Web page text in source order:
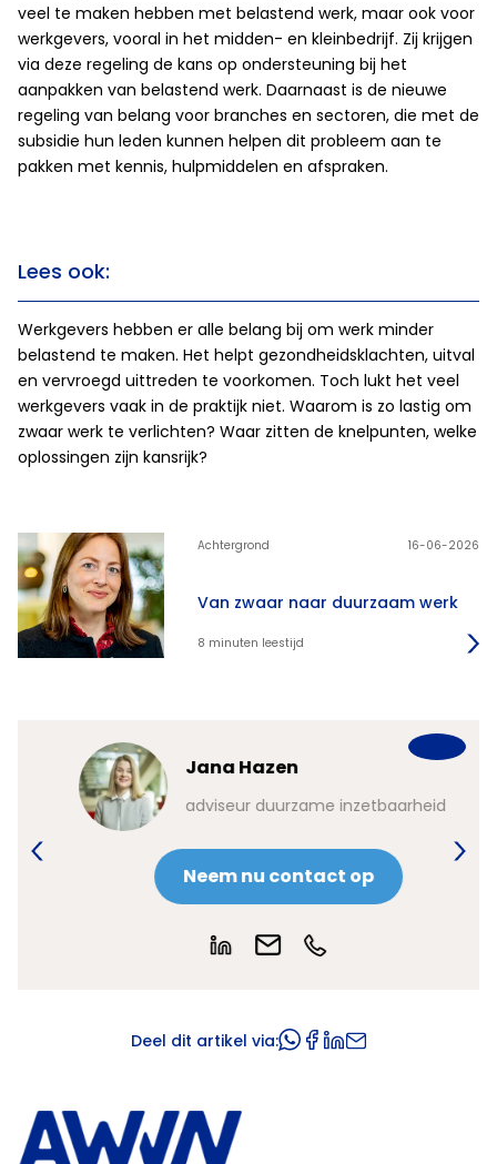
veel te maken hebben met belastend werk, maar ook voor
werkgevers, vooral in het midden- en kleinbedrijf. Zij krijgen
via deze regeling de kans op ondersteuning bij het
aanpakken van belastend werk. Daarnaast is de nieuwe
regeling van belang voor branches en sectoren, die met de
subsidie hun leden kunnen helpen dit probleem aan te
pakken met kennis, hulpmiddelen en afspraken.
Lees ook:
Werkgevers hebben er alle belang bij om werk minder
belastend te maken. Het helpt gezondheidsklachten, uitval
en vervroegd uittreden te voorkomen. Toch lukt het veel
werkgevers vaak in de praktijk niet. Waarom is zo lastig om
zwaar werk te verlichten? Waar zitten de knelpunten, welke
oplossingen zijn kansrijk?
Van zwaar naar duurzaam werk
Achtergrond 16-06-2026
8 minuten leestijd
Jana Hazen
adviseur duurzame inzetbaarheid
Neem nu contact op
Deel dit artikel via: